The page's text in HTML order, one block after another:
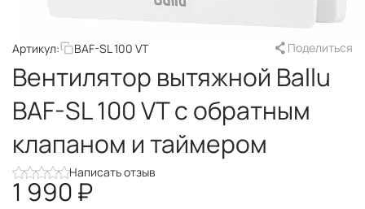
Артикул: BAF-SL 100 VT Поделиться
Вентилятор вытяжной Ballu
BAF-SL 100 VT с обратным
клапаном и таймером
Написать отзыв
1 990₽